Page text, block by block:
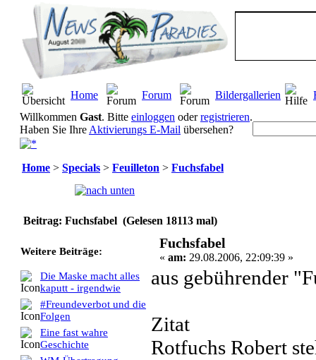
Home Forum Bildergallerien
Willkommen Gast. Bitte einloggen oderregistrieren.
Haben Sie Ihre Aktivierungs E-Mail übersehen?
Home > Specials > Feuilleton > Fuchsfabel
Beitrag: Fuchsfabel (Gelesen 18113 mal)
Weitere Beiträge:
Die Maske macht alles
kaputt - irgendwie
#Freundeverbot und die
Folgen
Eine fast wahre
Geschichte
Fuchsfabel
« am: 29.08.2006, 22:09:39 »
aus gebührender
Zitat
Rotfuchs Robert